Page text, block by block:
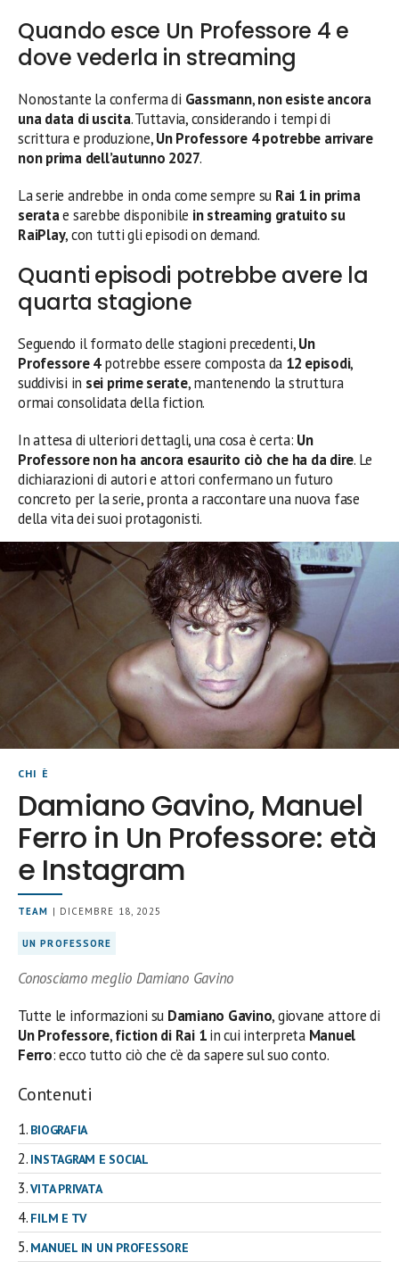
Quando esce Un Professore 4 e
dove vederla in streaming
Nonostante la conferma di Gassmann,non esiste ancora
una data di uscita. Tuttavia, considerando i tempi di
scrittura e produzione,Un Professore 4 potrebbe arrivare
non prima dell’autunno 2027.
La serie andrebbe in onda come sempre su Rai 1 in prima
seratae sarebbe disponibile in streaming gratuito su
RaiPlay, con tutti gli episodi on demand.
Quanti episodi potrebbe avere la
quarta stagione
Seguendo il formato delle stagioni precedenti,Un
Professore 4potrebbe essere composta da 12 episodi,
suddivisi in sei prime serate, mantenendo la struttura
ormai consolidata della fiction.
In attesa di ulteriori dettagli, una cosa è certa: Un
Professore non ha ancora esaurito ciò che ha da dire. Le
dichiarazioni di autori e attori confermano un futuro
concreto per la serie, pronta a raccontare una nuova fase
della vita dei suoi protagonisti.
CHI È
Damiano Gavino, Manuel
Ferro in Un Professore: età
e Instagram
TEAM | DICEMBRE 18, 2025
UN PROFESSORE
Conosciamo meglio Damiano Gavino
Tutte le informazioni su Damiano Gavino, giovane attore di
Un Professore,fiction di Rai 1in cui interpreta Manuel
Ferro: ecco tutto ciò che c’è da sapere sul suo conto.
Contenuti
BIOGRAFIA
INSTAGRAM E SOCIAL
VITA PRIVATA
FILM E TV
MANUEL IN UN PROFESSORE